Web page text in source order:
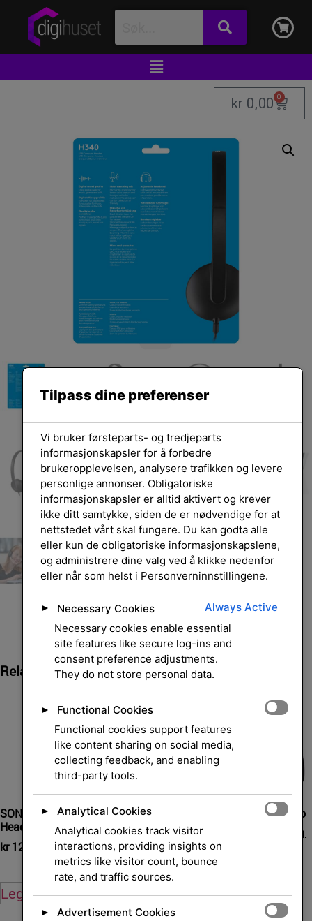
kr 0,00 0
Relaterte Produkter
SONY MDR-ZX110
Headphones full size wire
kr129,00 eksl. mva.
Legg i handlekurv
Jabra Evolve2 65 Flex Stereo
kr2 264,00
eksl.
mva.
Velg alternativ
Tilpass dine preferenser
Vi bruker førsteparts- og tredjeparts
informasjonskapsler for å forbedre
brukeropplevelsen, analysere trafikken og levere
personlige annonser. Obligatoriske
informasjonskapsler er alltid aktivert og krever
ikke ditt samtykke, siden de er nødvendige for at
nettstedet vårt skal fungere. Du kan godta alle
eller kun de obligatoriske informasjonskapslene,
og administrere dine valg ved å klikke nedenfor
eller når som helst i Personverninnstillingene.
► Necessary Cookies
Always Active
Necessary cookies enable essential
site features like secure log-ins and
consent preference adjustments.
They do not store personal data.
►
Functional Cookies
Functional cookies support features
like content sharing on social media,
collecting feedback, and enabling
third-party tools.
►
Analytical Cookies
Analytical cookies track visitor
interactions, providing insights on
metrics like visitor count, bounce
rate, and traffic sources.
►
Advertisement Cookies